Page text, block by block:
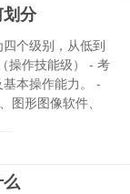
分
个级别，从低到
操作技能级） - 考
本操作能力。 -
图形图像软件、